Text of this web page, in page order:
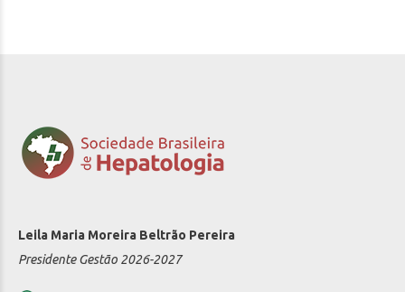
Leila Maria Moreira Beltrão Pereira
Presidente Gestão 2026-2027